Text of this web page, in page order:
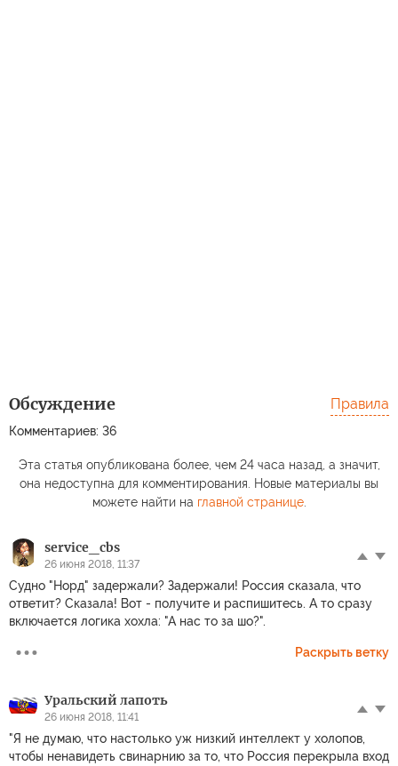
Обсуждение
Комментариев: 36
Правила
Эта статья опубликована более, чем 24 часа назад, а значит,
она недоступна для комментирования. Новые материалы вы
можете найти на главной странице.
service_cbs
26 июня 2018, 11:37
Судно "Норд" задержали? Задержали! Россия сказала, что
ответит? Сказала! Вот - получите и распишитесь. А то сразу
включается логика хохла: "А нас то за шо?".
Раскрыть ветку
Уральский лапоть
26 июня 2018, 11:41
"Я не думаю, что настолько уж низкий интеллект у холопов,
чтобы ненавидеть свинарнию за то, что Россия перекрыла вход